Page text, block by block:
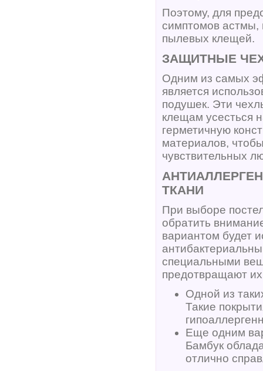
Поэтому, для
симптомов астмы,
пылевых клещей.
ЗАЩИТНЫЕ
Одним из самых
является
подушек. Эти
клещам усесться
герметичную
материалов,
чувствительных
ТКАНИ
При выборе
обратить
вариантом будет
специальными
предотвращают
Одной из
Такие
Еще одним
Бамбук
отлично